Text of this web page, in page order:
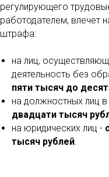
регулирующего
работодателем, влечет
штрафа:
на лиц,
деятельность без
пяти тысяч до
на должностных лиц
двадцати тысяч
на юридических лиц -
тысяч рублей.